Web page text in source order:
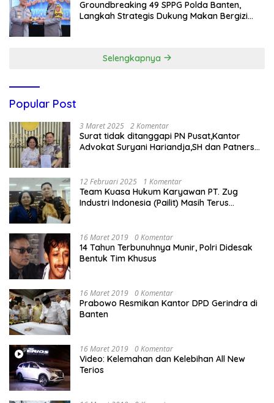
Groundbreaking 49 SPPG Polda Banten,
Langkah Strategis Dukung Makan Bergizi
Selengkapnya
Popular Post
3 Maret 2025 2 Komentar
Surat tidak ditanggapi PN Pusat,Kantor
Advokat Suryani Hariandja,SH dan Patners
12 Februari 2025 1 Komentar
Team Kuasa Hukum Karyawan PT. Zug
Industri Indonesia (Pailit) Masih Terus
16 Maret 2019 0 Komentar
14 Tahun Terbunuhnya Munir, Polri Didesak
Bentuk Tim Khusus
16 Maret 2019 0 Komentar
Prabowo Resmikan Kantor DPD Gerindra di
Banten
16 Maret 2019 0 Komentar
Video: Kelemahan dan Kelebihan All New
Terios